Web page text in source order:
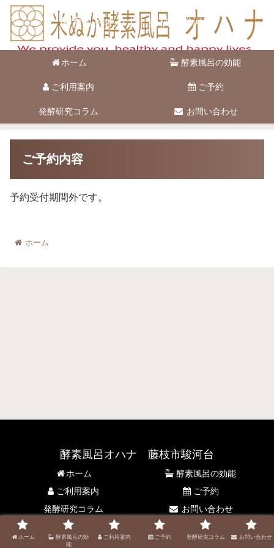
酵素風呂オハナ 藤枝市駿河台
ホーム 酵素風呂の効能
ご利用案内 ご予約
発酵研究コラム お問い合わせ
ご予約内容
予約受付期間外です。
ホーム
酵素風呂オハナ 藤枝市駿河台
ホーム
酵素風呂の効能
ご利用案内
ご予約
発酵研究コラム
お問い合わせ
© 2021 酵素風呂オハナ 藤枝市駿河台.
ホーム
酵素風呂の効
能
ご利用案内 ご予約 発酵研究コラム お問い合わせ